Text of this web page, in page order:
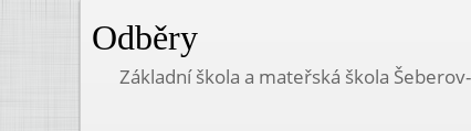
Odběry
Základní škola a mateřská škola